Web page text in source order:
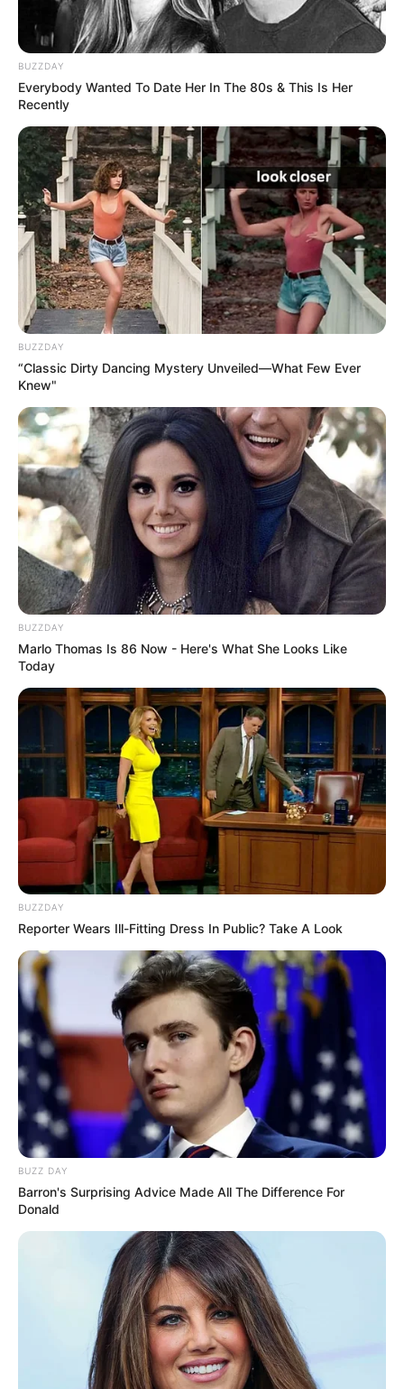
Caderno de assinaturas com aplique em MDF e fita
Adesivos descrapbook – São utilizados como
enfeites, decoram e deixam a peça mais
caprichada. Esses adesivos são encontrados em
formatos de flores, borboletas e muito mais.
Carimbos decorativos – Dão charme à peça,
principalmente quando se busca um efeito
vintage.
www.artgessosaofrancisco.com.br
Cola branca extra – É a cola utilizada para colar
a maioria dos materiais, como tecido, papel e
alguns tipos de apliques. Essa cola pode ser
utilizada para diversos artesanatos.
Fio encerado – É utilizado para fazer a costura
scrapbook– É encontrado em
estampas variadas e lindíssimas. Na
Encadernação Artesanal ele é utilizado para
forrar e revestir a estrutura de agendas, caixas e
BUZZDAY
Everybody Wanted To Date Her In The 80s & This Is Her
Recently
BUZZDAY
“Classic Dirty Dancing Mystery Unveiled—What Few Ever
Knew"
BUZZDAY
Marlo Thomas Is 86 Now - Here's What She Looks Like
Today
BUZZDAY
Reporter Wears Ill-Fitting Dress In Public? Take A Look
BUZZ DAY
Barron's Surprising Advice Made All The Difference For
Donald